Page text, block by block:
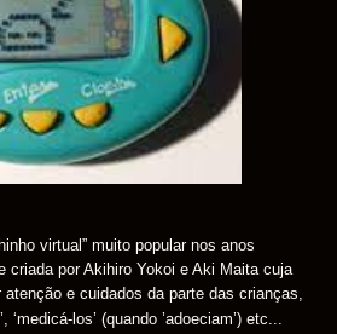
virtual” muito popular nos anos
criada por Akihiro Yokoi e Aki Maita cuja
e cuidados da parte das crianças,
‘medicá-los’ (quando ’adoeciam’) etc...